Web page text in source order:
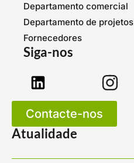
Departamento comercial
Departamento de projetos
Fornecedores
Siga-nos
Contacte-nos
Atualidade